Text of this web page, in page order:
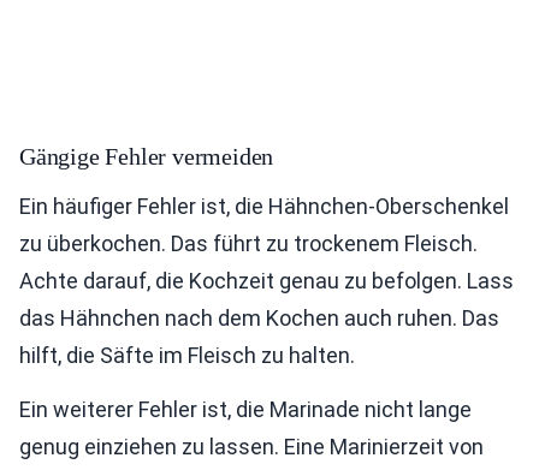
Gängige Fehler vermeiden
Ein häufiger Fehler ist, die Hähnchen-Oberschenkel
zu überkochen. Das führt zu trockenem Fleisch.
Achte darauf, die Kochzeit genau zu befolgen. Lass
das Hähnchen nach dem Kochen auch ruhen. Das
hilft, die Säfte im Fleisch zu halten.
Ein weiterer Fehler ist, die Marinade nicht lange
genug einziehen zu lassen. Eine Marinierzeit von